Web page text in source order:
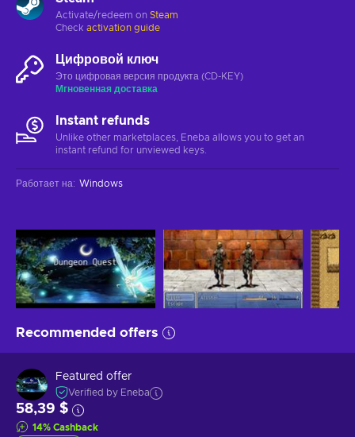
Activate/redeem on Steam
Check activation guide
Цифровой ключ
Это цифровая версия продукта (CD-KEY)
Мгновенная доставка
Instant refunds
Unlike other marketplaces, Eneba allows you to get an
instant refund for unviewed keys.
Работает на: Windows
Recommended offers
Featured offer
Verified by Eneba
58,39 $
14% Cashback